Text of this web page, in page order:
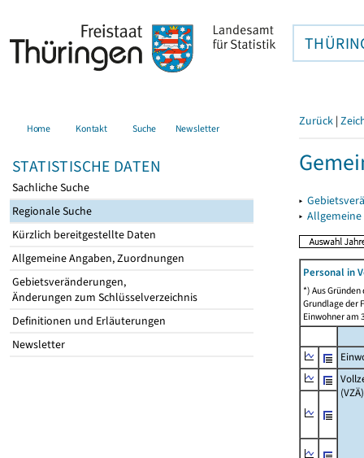
Home Kontakt Suche Newsletter
STATISTISCHE DATEN
Sachliche Suche
Regionale Suche
Kürzlich bereitgestellte Daten
Allgemeine Angaben, Zuordnungen
Gebietsveränderungen,
Änderungen zum Schlüsselverzeichnis
Definitionen und Erläuterungen
Newsletter
Zurück |
▸
▸
Personal in
*) Aus
Grundlage der
Einwohner am
(VZÄ)